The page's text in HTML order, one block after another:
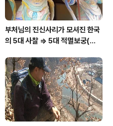
부처님의 진신사리가 모셔진 한국
의 5대 사찰 => 5대 적멸보궁(寂